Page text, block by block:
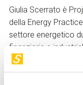
Giulia Scerrato è
della Energy
settore energetico
finanziarie e
elettrificazione,
Ingegneria